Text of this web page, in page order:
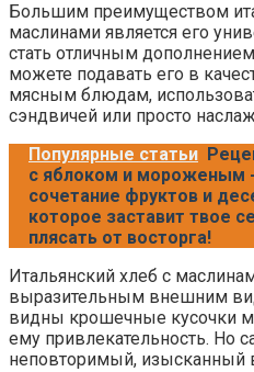
Большим преимуществом
маслинами является его
стать отличным
можете подавать его в
мясным блюдам,
сэндвичей или просто
Популярные статьи
с яблоком и мороженым
сочетание фруктов и
которое заставит твое
плясать от восторга!
Итальянский хлеб с
выразительным внешним
видны крошечные кусочки
ему привлекательность. Но
неповторимый, изысканный